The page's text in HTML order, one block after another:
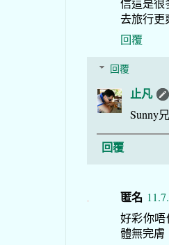
信這是很
去旅行更
回覆
回覆
止凡
Sunny
回覆
匿名
好彩你
體無完膚